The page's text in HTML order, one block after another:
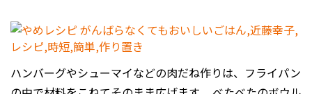
ハンバーグやシューマイなどの肉だね作りは、フライパン